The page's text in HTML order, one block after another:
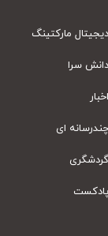
مارکتینگ
سرا
ای